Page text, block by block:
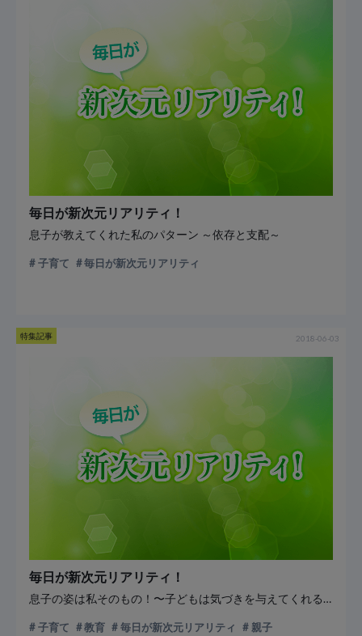
毎日が新次元リアリティ！
息子が教えてくれた私のパターン ～依存と支配～
子育て 毎日が新次元リアリティ
特集記事 2018-06-03
毎日が新次元リアリティ！
息子の姿は私そのもの！〜子どもは気づきを与えてくれる天使〜
子育て 教育 毎日が新次元リアリティ 親子